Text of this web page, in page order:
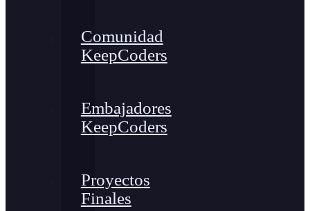
Comunidad
KeepCoders
Embajadores
KeepCoders
Proyectos
Finales